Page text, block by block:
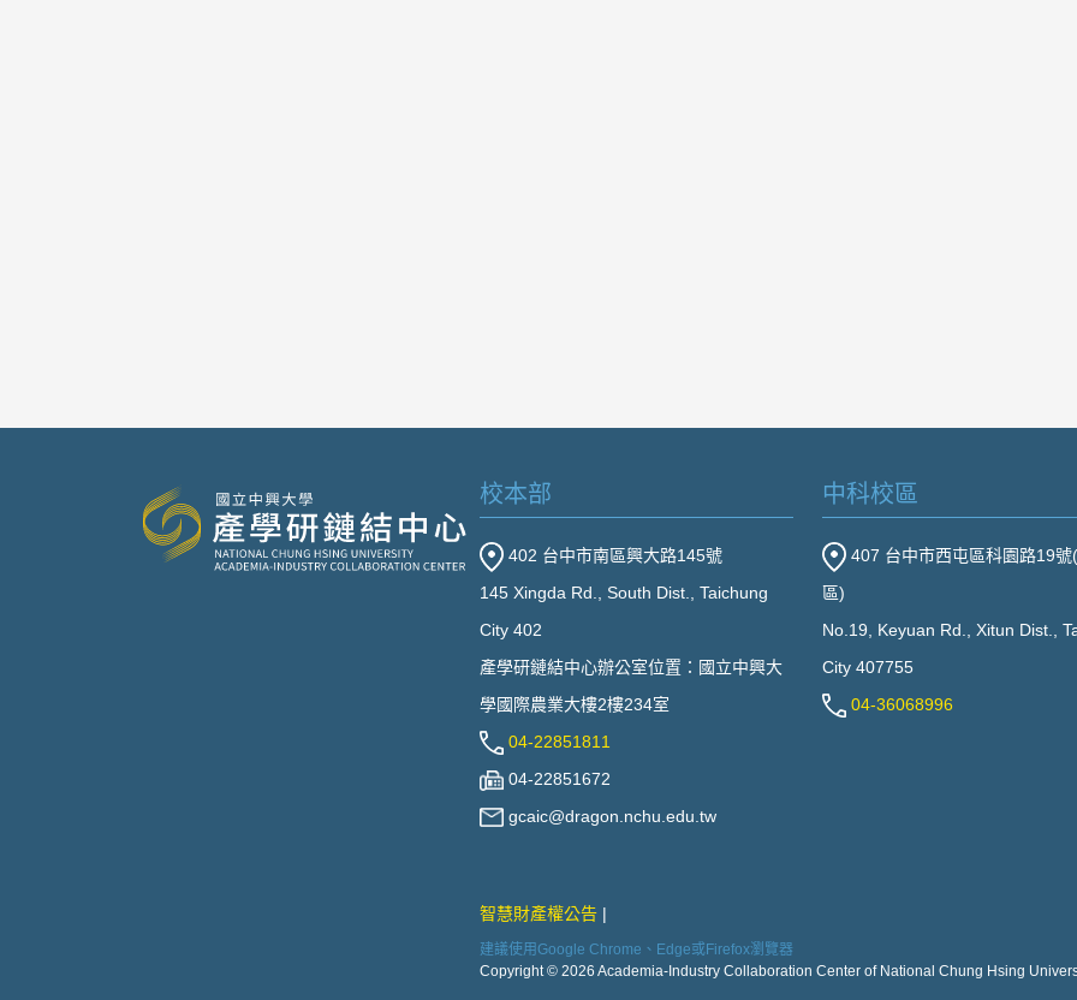
校本部
402 台中市南區興大路145號
145 Xingda Rd., South Dist., Taichung
City 402
產學研鏈結中心辦公室位置：國立中興大
學國際農業大樓2樓234室
04-22851811
04-22851672
gcaic@dragon.nchu.edu.tw
中科校區
407 台中市西屯區科園路19號
區)
No.19, Keyuan Rd., Xitun Dist.,
City 407755
04-36068996
智慧財產權公告
建議使用Google Chrome、Edge或Firefox瀏覽器
Copyright © 2026 Academia-Industry Collaboration Center of National Chung Hsing